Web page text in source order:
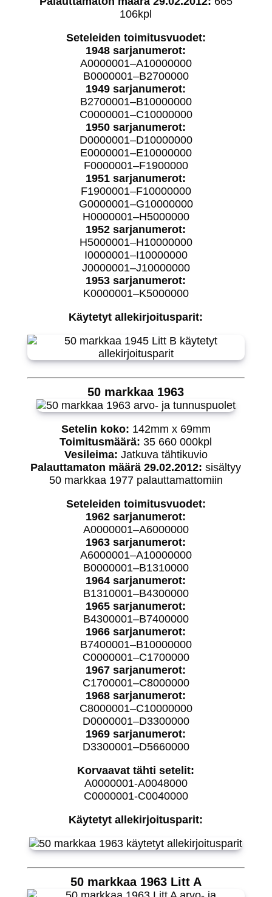
106kpl
Seteleiden toimitusvuodet:
1948 sarjanumerot:
A0000001–A10000000
B0000001–B2700000
1949 sarjanumerot:
B2700001–B10000000
C0000001–C10000000
1950 sarjanumerot:
D0000001–D10000000
E0000001–E10000000
F0000001–F1900000
1951 sarjanumerot:
F1900001–F10000000
G0000001–G10000000
H0000001–H5000000
1952 sarjanumerot:
H5000001–H10000000
I0000001–I10000000
J0000001–J10000000
1953 sarjanumerot:
K0000001–K5000000
Käytetyt allekirjoitusparit:
50 markkaa 1963
Setelin koko: 142mm x 69mm
Toimitusmäärä: 35 660 000kpl
Vesileima: Jatkuva tähtikuvio
Palauttamaton määrä 29.02.2012:sisältyy
50 markkaa 1977 palauttamattomiin
Seteleiden toimitusvuodet:
1962 sarjanumerot:
A0000001–A6000000
1963 sarjanumerot:
A6000001–A10000000
B0000001–B1310000
1964 sarjanumerot:
B1310001–B4300000
1965 sarjanumerot:
B4300001–B7400000
1966 sarjanumerot:
B7400001–B10000000
C0000001–C1700000
1967 sarjanumerot:
C1700001–C8000000
1968 sarjanumerot:
C8000001–C10000000
D0000001–D3300000
1969 sarjanumerot:
D3300001–D5660000
Korvaavat tähti setelit:
A0000001-A0048000
C0000001-C0040000
Käytetyt allekirjoitusparit:
50 markkaa 1963 Litt A